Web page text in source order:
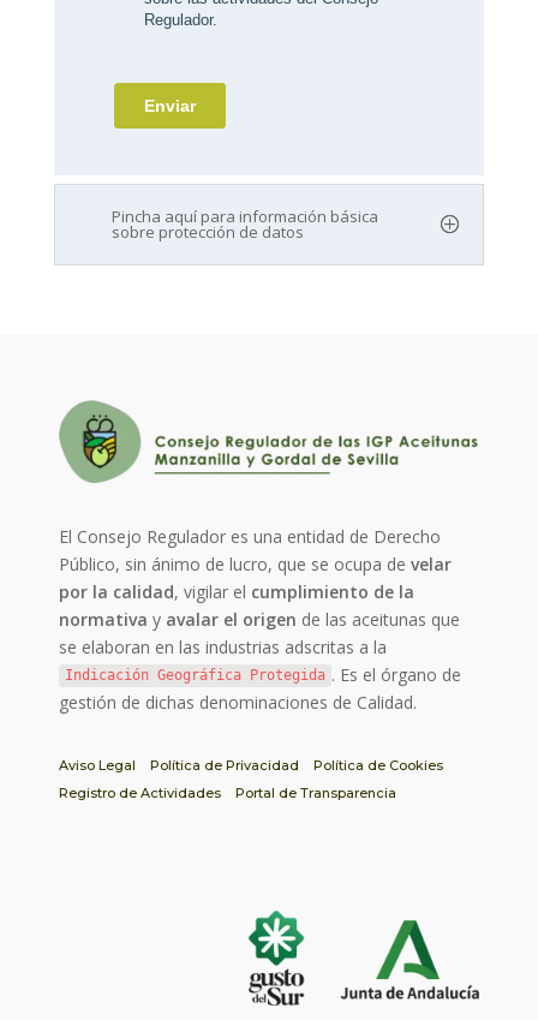
Pincha aquí para información básica
sobre protección de datos
El Consejo Regulador es una entidad de Derecho
Público, sin ánimo de lucro, que se ocupa develar
por la calidad, vigilar el cumplimiento de la
normativa y avalar el origen de las aceitunas que
se elaboran en las industrias adscritas a la
Indicación Geográfica Protegida . Es el órgano de
gestión de dichas denominaciones de Calidad.
Aviso Legal Política de Privacidad
Política de Cookies
Registro de Actividades
Portal de Transparencia